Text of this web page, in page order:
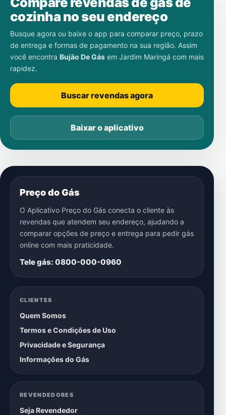
cozinha no seu endereço
Busque agora ou baixe o app para comparar preço, prazo
de entrega e formas de pagamento na sua região. Assim
você encontra Bujão De Gás em Jardim Maringá com mais
rapidez.
Buscar revendas agora
Baixar o aplicativo
Preço do Gás
O Aplicativo Preço do Gás conecta o cliente às
revendas que atendem seu endereço, ajudando a
comparar opções de preço e entrega para pedir gás
online com mais praticidade.
Tele gás: 0800-000-0960
CLIENTES
Quem Somos
Termos e Condições de Uso
Privacidade e Segurança
Informações do Gás
REVENDEDORES
Seja Revendedor